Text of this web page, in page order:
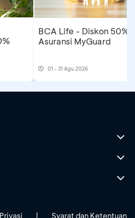
BCA Life - Diskon 50%
Asuransi MyGuard
01 - 31 Agu 2026
Syarat dan Ketentuan